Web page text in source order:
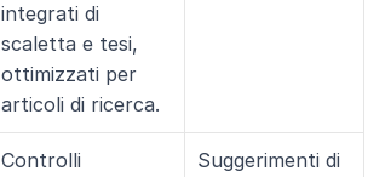
integrati di
scaletta e tesi,
ottimizzati per
articoli di ricerca.
Controlli
Suggerimenti di